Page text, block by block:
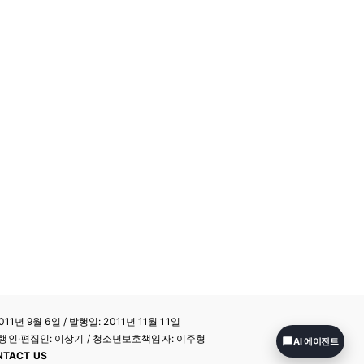
년 9월 6일 / 발행일: 2011년 11월 11일
·편집인: 이상기 / 청소년보호책임자: 이주형
US
AI 에이전트